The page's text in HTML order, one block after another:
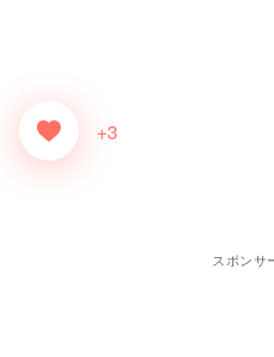
+3
スポンサ